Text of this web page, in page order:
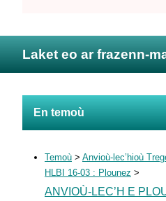
Laket eo ar frazenn-
En temoù
Temoù > Anvioù-lec’hioù
HLBI 16-03 : Plounez >
ANVIOÙ-LEC’H E